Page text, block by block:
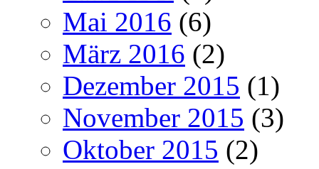
Mai 2016 (6)
März 2016 (2)
Dezember 2015 (1)
November 2015 (3)
Oktober 2015 (2)